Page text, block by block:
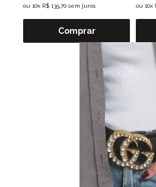
ou 10x R$ 135,70 sem juros
Comprar
ou 10x